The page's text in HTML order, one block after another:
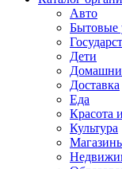
Авто
Бытовые
Дети
Доставка
Еда
Красота
Культура